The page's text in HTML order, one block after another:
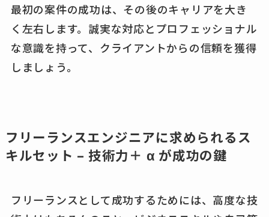
最初の案件の成功は、その後のキャリアを大き
く左右します。誠実な対応とプロフェッショナル
な意識を持って、クライアントからの信頼を獲得
しましょう。
フリーランスエンジニアに求められるス
キルセット – 技術力＋ α が成功の鍵
フリーランスとして成功するためには、高度な技